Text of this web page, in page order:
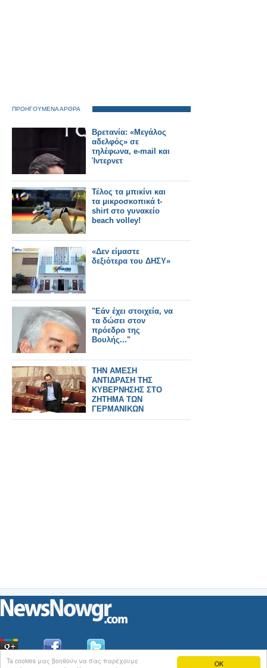
OK
Ta cookies μας βοηθούν να σας παρέχουμε
ΠΡΟΗΓΟΥΜΕΝΑ ΑΡΘΡΑ
Βρετανία: «Μεγάλος
αδελφός» σε
τηλέφωνα, e-mail και
Ίντερνετ
Τέλος τα μπικίνι και
τα μικροσκοπικά t-
shirt στο γυνακείο
beach volley!
«Δεν είμαστε
δεξιότερα του ΔΗΣΥ»
"Εάν έχει στοιχεία, να
τα δώσει στον
πρόεδρο της
Βουλής..."
ΤΗΝ ΑΜΕΣΗ
ΑΝΤΙΔΡΑΣΗ ΤΗΣ
ΚΥΒΕΡΝΗΣΗΣ ΣΤΟ
ΖΗΤΗΜΑ ΤΩΝ
ΓΕΡΜΑΝΙΚΩΝ
ΑΠΟΖΗΜΙΩΣΕΩΝ,